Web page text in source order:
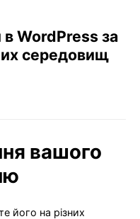
WordPress за
середовищ
вашого
його на різних